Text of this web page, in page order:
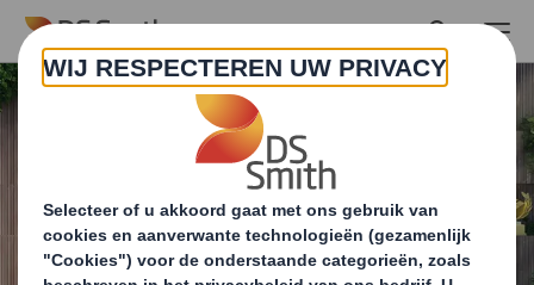
Skip to main content